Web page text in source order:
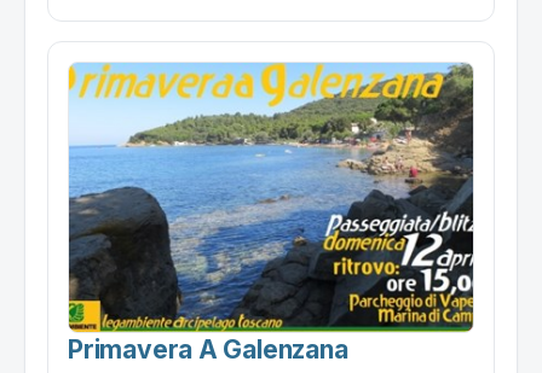
Primavera A Galenzana